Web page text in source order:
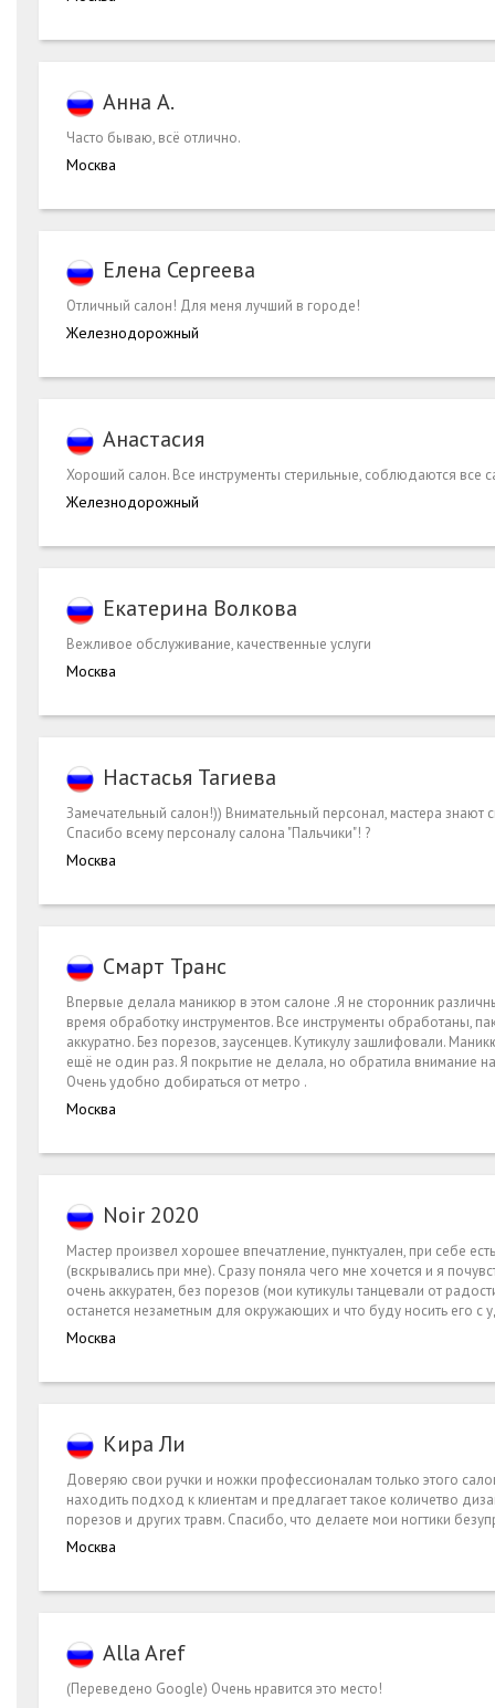
Анна А.
Часто бываю, всё отлично.
Москва
Елена Сергеева
Отличный салон! Для меня лучший в городе!
Железнодорожный
Анастасия
Хороший салон. Все инструменты стерильные, соблюдаются
Железнодорожный
Екатерина Волкова
Вежливое обслуживание, качественные услуги
Москва
Настасья Тагиева
Замечательный салон!)) Внимательный персонал, мастера
Спасибо всему персоналу салона "Пальчики"! ?
Москва
Смарт Транс
Впервые делала маникюр в этом салоне .Я не сторонник
время обработку инструментов. Все инструменты обработаны,
аккуратно. Без порезов, заусенцев. Кутикулу зашлифовали.
ещё не один раз. Я покрытие не делала, но обратила внимание
Очень удобно добираться от метро .
Москва
Noir 2020
Мастер произвел хорошее впечатление, пунктуален, при себе
(вскрывались при мне). Сразу поняла чего мне хочется и я
очень аккуратен, без порезов (мои кутикулы танцевали от
останется незаметным для окружающих и что буду носить его с
Москва
Кира Ли
Доверяю свои ручки и ножки профессионалам только этого
находить подход к клиентам и предлагает такое количетво
порезов и других травм. Спасибо, что делаете мои ногтики
Москва
Alla Aref
(Переведено Google) Очень нравится это место!